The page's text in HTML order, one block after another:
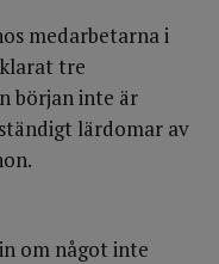
medarbetarna i
tre
början inte är
lärdomar av
om något inte